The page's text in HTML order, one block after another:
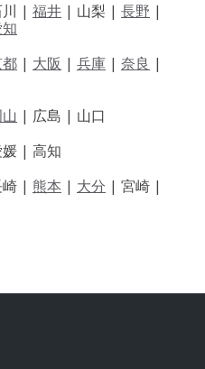
| 福井 | 山梨 | 長野 |
| 大阪 | 兵庫 | 奈良 |
| 広島 | 山口
| 高知
| 熊本 | 大分 | 宮崎 |